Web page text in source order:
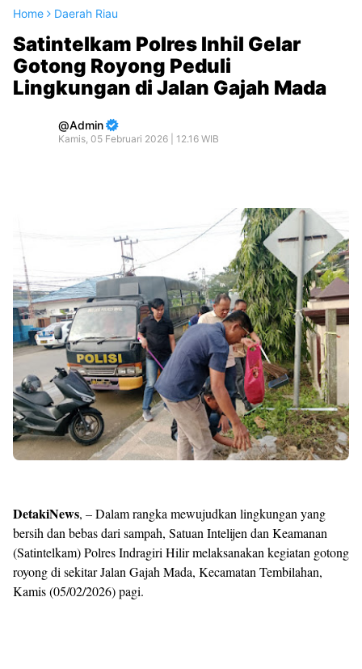
Home Daerah Riau
Satintelkam Polres Inhil Gelar
Gotong Royong Peduli
Lingkungan di Jalan Gajah Mada
Admin
Kamis, 05 Februari 2026 | 12.16 WIB
DetakiNews, – Dalam rangka mewujudkan lingkungan yang
bersih dan bebas dari sampah, Satuan Intelijen dan Keamanan
(Satintelkam) Polres Indragiri Hilir melaksanakan kegiatan gotong
royong di sekitar Jalan Gajah Mada, Kecamatan Tembilahan,
Kamis (05/02/2026) pagi.